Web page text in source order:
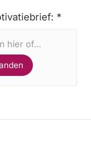
*
hier of...